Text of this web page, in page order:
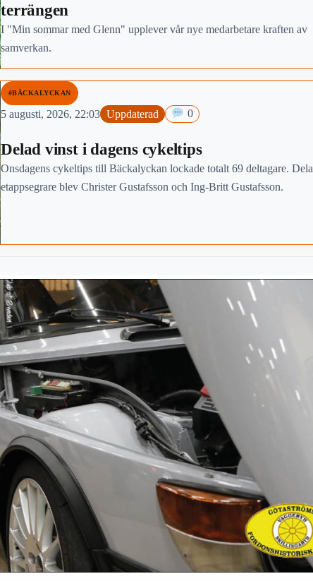
terrängen
I "Min sommar med Glenn" upplever vår nye medarbetare kraften av
samverkan.
#BÄCKALYCKAN
5 augusti, 2026, 22:03 Uppdaterad 0
Delad vinst i dagens cykeltips
Onsdagens cykeltips till Bäckalyckan lockade totalt 69 deltagare.
etappsegrare blev Christer Gustafsson och Ing-Britt Gustafsson.